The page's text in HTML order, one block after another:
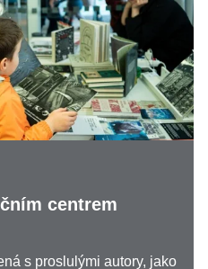
centrem
s proslulými autory, jako